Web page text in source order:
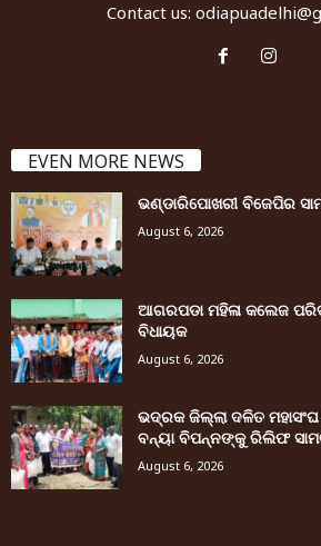
Contact us:
EVEN MORE NEWS
ଭଣ୍ଡାରିପୋଖରୀ ବିଜେପିର
August 6, 2026
ଆଗରପଡା ମହିଳା କଲେଜ
ବିଧାୟକ
August 6, 2026
ଭଦ୍ରକ ଜିଲ୍ଲା ଦଳିତ
ବନ୍ୟା ବିପନ୍ନଙ୍କୁ ରିଲିଫ
August 6, 2026